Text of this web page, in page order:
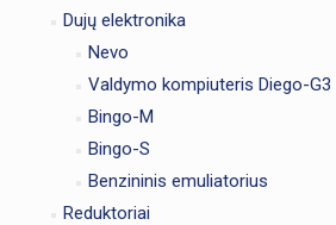
Dujų elektronika
Nevo
Valdymo kompiuteris Diego-G3
Bingo-M
Bingo-S
Benzininis emuliatorius
Reduktoriai